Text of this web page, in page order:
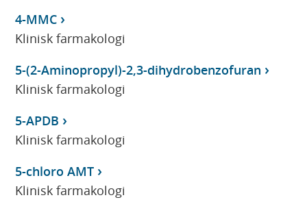
4-MMC
Klinisk farmakologi
5-(2-Aminopropyl)-2,3-dihydrobenzofuran
Klinisk farmakologi
5-APDB
Klinisk farmakologi
5-chloro AMT
Klinisk farmakologi